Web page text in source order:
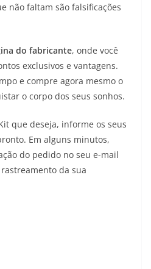
não faltam são falsificações
do fabricante, onde você
exclusivos e vantagens.
e compre agora mesmo o
o corpo dos seus sonhos.
que deseja, informe os seus
Em alguns minutos,
do pedido no seu e-mail
da sua